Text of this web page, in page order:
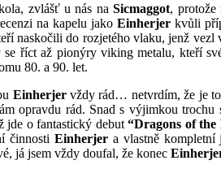
zvlášť u nás naSicmaggot, protože
na kapelu jakoEinherjer kvůli
naskočili do rozjetého vlaku, jenž
říct až pionýry viking metalu, kteří
80. a 90. let.
Einherjervždy rád… netvrdím, že je to
opravdu rád. Snad s výjimkou
jde o fantastický debut“Dragons of
činnostiEinherjer a vlastně
já jsem vždy doufal, že konec